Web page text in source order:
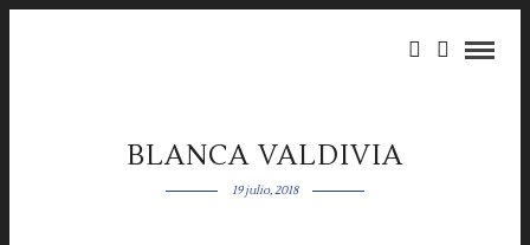
BLANCA VALDIVIA
19 julio, 2018